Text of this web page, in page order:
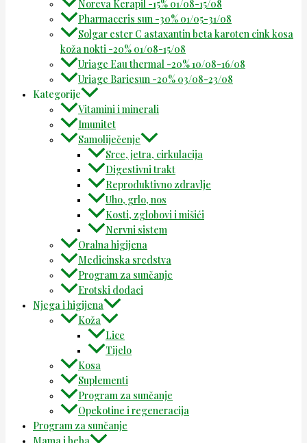
Noreva Kerapil -15% 01/08-15/08
Pharmaceris sun -30% 01/05-31/08
Solgar ester C astaxantin beta karoten cink kosa
koža nokti -20% 01/08-15/08
Uriage Eau thermal -20% 10/08-16/08
Uriage Bariesun -20% 03/08-23/08
Kategorije
Vitamini i minerali
Imunitet
Samoliječenje
Srce, jetra, cirkulacija
Digestivni trakt
Reproduktivno zdravlje
Uho, grlo, nos
Kosti, zglobovi i mišići
Nervni sistem
Oralna higijena
Medicinska sredstva
Program za sunčanje
Erotski dodaci
Njega i higijena
Koža
Lice
Tijelo
Kosa
Suplementi
Program za sunčanje
Opekotine i regeneracija
Program za sunčanje